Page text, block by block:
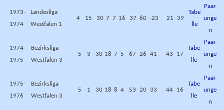
1973-
1974
Landesliga
Westfalen 1
4 15 30 7 7 16 37 60 -23 21 39
Tabe
lle
Paar
unge
n
1974-
1975
Bezirksliga
Westfalen 3
5 3 30 18 7 5 67 26 41 43 17
Tabe
lle
Paar
unge
n
1975-
1976
Bezirksliga
Westfalen 3
5 1 30 18 8 4 53 20 33 44 16
Tabe
lle
Paar
unge
n